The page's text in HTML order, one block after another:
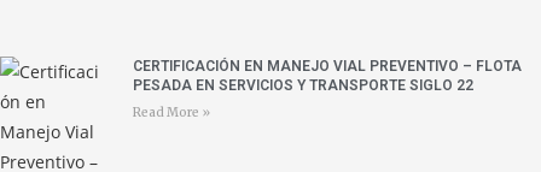
CERTIFICACIÓN EN MANEJO VIAL PREVENTIVO – FLOTA
PESADA EN SERVICIOS Y TRANSPORTE SIGLO 22
Read More »